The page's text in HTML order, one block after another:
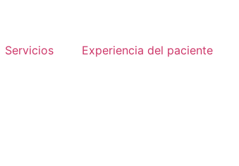
Servicios Experiencia del paciente